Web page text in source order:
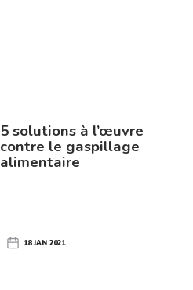
5 solutions à l’œuvre
contre le gaspillage
alimentaire
18 JAN 2021